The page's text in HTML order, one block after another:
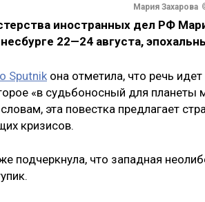
Мария Захарова
иностранных дел РФ
22—24 августа,
Sputnik она отметила, что речь
«в судьбоносный для планеты
эта повестка предлагает
кризисов.
что западная